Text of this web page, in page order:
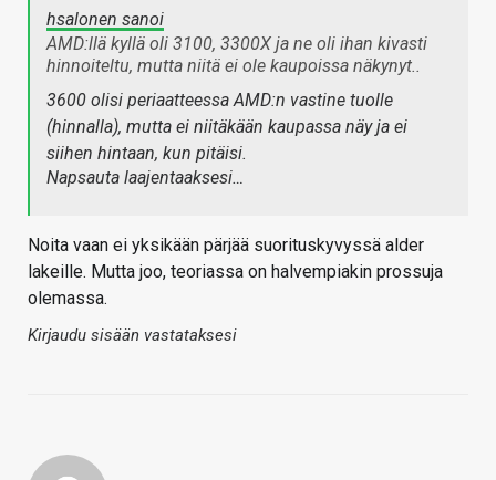
hsalonen sanoi
AMD:llä kyllä oli 3100, 3300X ja ne oli ihan kivasti
hinnoiteltu, mutta niitä ei ole kaupoissa näkynyt..
3600 olisi periaatteessa AMD:n vastine tuolle
(hinnalla), mutta ei niitäkään kaupassa näy ja ei
siihen hintaan, kun pitäisi.
Napsauta laajentaaksesi…
Noita vaan ei yksikään pärjää suorituskyvyssä alder
lakeille. Mutta joo, teoriassa on halvempiakin prossuja
olemassa.
Kirjaudu sisään vastataksesi